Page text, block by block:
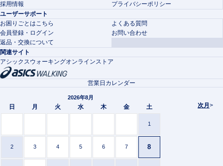
採用情報
プライバシーポリシー
ユーザーサポート
お困りごとはこちら
よくある質問
会員登録・ログイン
お問い合わせ
返品・交換について
関連サイト
アシックスウォーキングオンラインストア
次月 >
営業日カレンダー
2026年8月
日 月 火 水 木 金 土
1
2 3 4 5 6 7 8